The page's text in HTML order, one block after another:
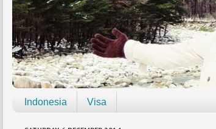
Indonesia Visa